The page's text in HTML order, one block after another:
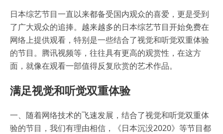
日本综艺节目一直以来都备受国内观众的喜爱，更是受到
了广大观众的追捧。越来越多的日本综艺节目开始免费在
网络上提供观看，特别是一些结合了视觉和听觉双重体验
的节目。腾讯视频等，往往具有更高的观赏性，在这方
面，就像在观看一部值得反复欣赏的艺术作品。
满足视觉和听觉双重体验
一、随着网络技术的飞速发展，结合了视觉和听觉双重体
验的节目，我们有理由相信，《日本沉没2020》等节目都